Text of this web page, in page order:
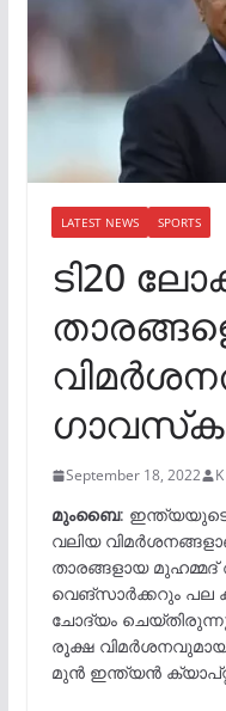
LATEST NEWS SPORTS
ടി20
September 18, 2022
മുംബൈ: ഇന്ത്യയുടെ
വലിയ
താരങ്ങളായ മുഹമ്മദ്
വെങ്സാർക്കറും പല
ചോദ്യം
രൂക്ഷ
മുൻ ഇന്ത്യൻ